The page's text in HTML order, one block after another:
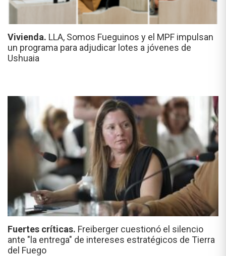
Vivienda. LLA, Somos Fueguinos y el MPF impulsan
un programa para adjudicar lotes a jóvenes de
Ushuaia
Fuertes críticas. Freiberger cuestionó el silencio
ante "la entrega" de intereses estratégicos de Tierra
del Fuego